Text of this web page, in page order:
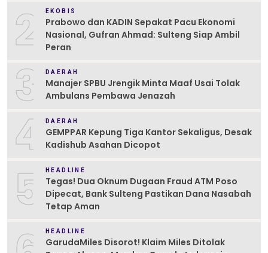
2 EKOBIS
Prabowo dan KADIN Sepakat Pacu Ekonomi
Nasional, Gufran Ahmad: Sulteng Siap Ambil
Peran
3 DAERAH
Manajer SPBU Jrengik Minta Maaf Usai Tolak
Ambulans Pembawa Jenazah
4 DAERAH
GEMPPAR Kepung Tiga Kantor Sekaligus, Desak
Kadishub Asahan Dicopot
5 HEADLINE
Tegas! Dua Oknum Dugaan Fraud ATM Poso
Dipecat, Bank Sulteng Pastikan Dana Nasabah
Tetap Aman
HEADLINE
GarudaMiles Disorot! Klaim Miles Ditolak